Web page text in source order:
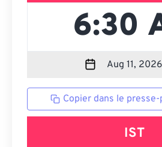
Copier dans le
IST